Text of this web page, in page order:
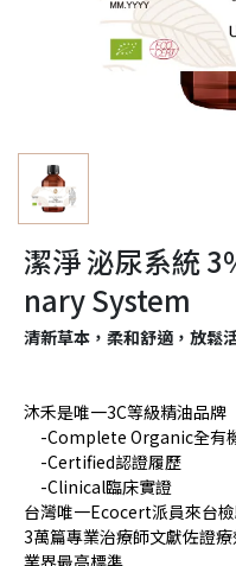
潔淨 泌尿系統
nary System
沐禾是唯一3C等級精油品牌
-Complete Organic全有
-Certified認證履歷
-Clinical臨床實證
台灣唯一Ecocert派員來台
3萬篇專業治療師文獻佐證
清新草本，柔和舒適，放鬆